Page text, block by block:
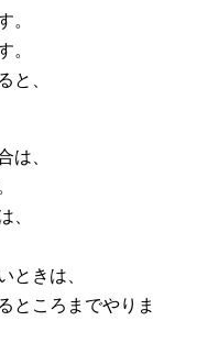
。
。
と、
は、
、
ときは、
ところまでやりま